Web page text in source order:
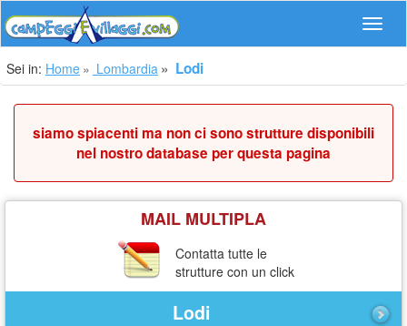
Sei in: Home Lombardia Lodi
siamo spiacenti ma non ci sono strutture disponibili
nel nostro database per questa pagina
MAIL MULTIPLA
Contatta tutte le
strutture con un click
Lodi